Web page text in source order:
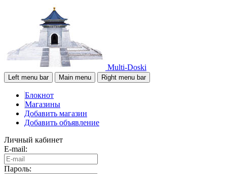
Multi-Doski
Left menu bar Main menu Right menu bar
Блокнот
Магазины
Добавить магазин
Добавить объявление
Личный кабинет
E-mail:
Пароль: